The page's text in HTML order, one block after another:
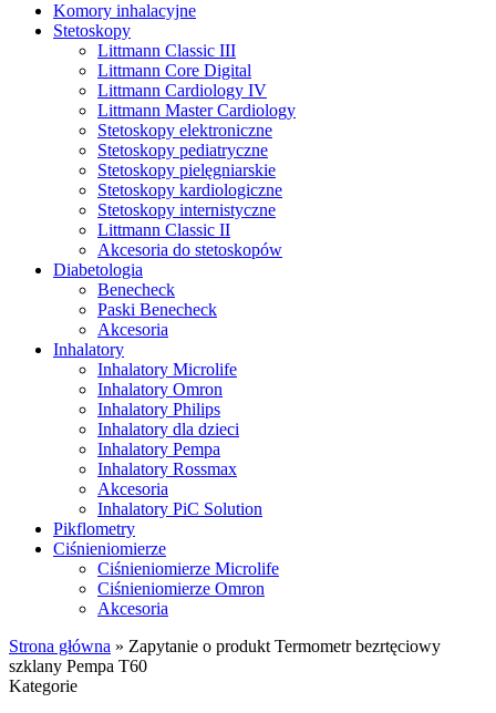
Komory inhalacyjne
Stetoskopy
Littmann Classic III
Littmann Core Digital
Littmann Cardiology IV
Littmann Master Cardiology
Stetoskopy elektroniczne
Stetoskopy pediatryczne
Stetoskopy pielęgniarskie
Stetoskopy kardiologiczne
Stetoskopy internistyczne
Littmann Classic II
Akcesoria do stetoskopów
Diabetologia
Benecheck
Paski Benecheck
Akcesoria
Inhalatory
Inhalatory Microlife
Inhalatory Omron
Inhalatory Philips
Inhalatory dla dzieci
Inhalatory Pempa
Inhalatory Rossmax
Akcesoria
Inhalatory PiC Solution
Pikflometry
Ciśnieniomierze
Ciśnieniomierze Microlife
Ciśnieniomierze Omron
Akcesoria
Strona główna » Zapytanie o produkt Termometr bezrtęciowy
szklany Pempa T60
Kategorie